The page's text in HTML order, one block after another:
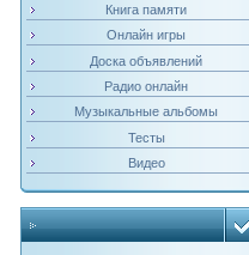
Книга памяти
Онлайн игры
Доска объявлений
Радио онлайн
Музыкальные альбомы
Тесты
Видео